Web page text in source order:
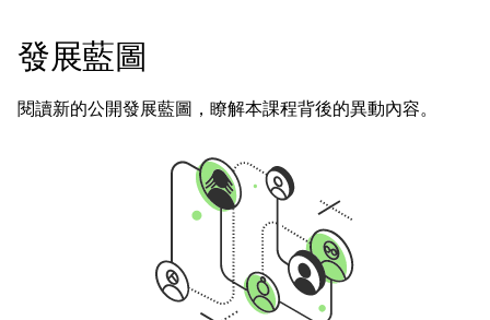
發展藍圖
閱讀新的公開發展藍圖，瞭解本課程背後的異動內容。